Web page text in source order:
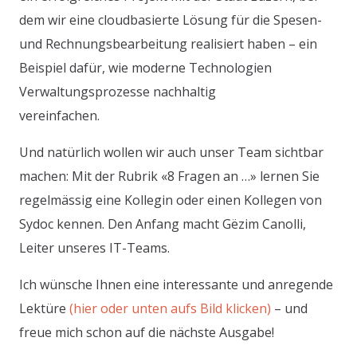
dem wir eine cloudbasierte Lösung für die Spesen-
und Rechnungsbearbeitung realisiert haben – ein
Beispiel dafür, wie moderne Technologien
Verwaltungsprozesse nachhaltig
vereinfachen.
Und natürlich wollen wir auch unser Team sichtbar
machen: Mit der Rubrik «8 Fragen an …» lernen Sie
regelmässig eine Kollegin oder einen Kollegen von
Sydoc kennen. Den Anfang macht Gëzim Canolli,
Leiter unseres IT-Teams.
Ich wünsche Ihnen eine interessante und anregende
Lektüre (hier oder unten aufs Bild klicken) – und
freue mich schon auf die nächste Ausgabe!